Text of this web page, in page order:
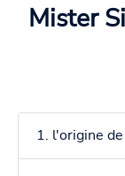
Mister
1. l'origine